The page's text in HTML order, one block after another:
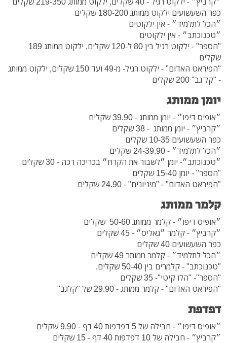
כפר השעשועים ילקוט ממותג 180-200 שקלים
״הכל לתלמיד״ - אין ילקוטים
״טכנוכתב״ - אין ילקוטים
"הספר" - ילקוט רגיל בין 80 ל-120 שקלים, ילקוט ממותג 189
שקלים
"הפיראט האדום" - ילקוט רגיל- מ-49 ועד 150 שקלים,
ילקוט ממותג
- "קל גב" 200 שקלים
יומן ממותג
״אופיס דיפו״ - יומן ממותג - 39.90 שקלים
״קרביץ״ - יומן ממותג - 38 שקלים
כפר השעשועים 10-35 שקלים
״הכל לתלמיד״ - 24-39.90 שקלים
״טכנוכתב״- יומן ״לשבור את הקרח״ בכריכה רכה - 30 שקלים
"הספר" - יומן 15-40 שקלים
"הפיראט האדום" - "מיניונים" - 24.90 שקלים
קלמר ממותג
״אופיס דיפו״ - קלמר ממותג 50-60 שקלים
״קרביץ״ - קלמר ״גאליס״ - 45 שקלים
כפר השעשועים 40 שקלים
״הכל לתלמיד״ - קלמר ממותר 49 שקלים
"טכנוכתב" - קלמרים בין 50-40 שקלים.
"הספר"- "הלו קיטי"- 35 שקלים
"הפיראט האדום" - קלמר ממותג - 29.90 של "קלגב"
דפדפת
״אופיס דיפו״ - חבילה של 5 דפדפות 40 דף - 9.90 שקלים
״קרביץ״ - חבילה של 10 דפדפות 40 דף - 15 שקלים